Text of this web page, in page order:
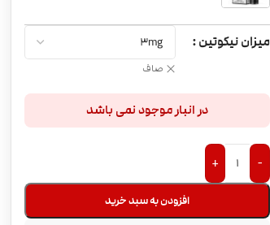
میزان نیکوتین
صاف
در انبار موجود نمی باشد
-
+
افزودن به سبد خرید